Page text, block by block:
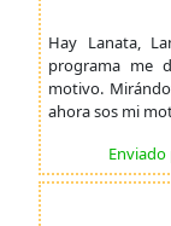
Hay Lanata,
programa me
motivo.
ahora sos mi